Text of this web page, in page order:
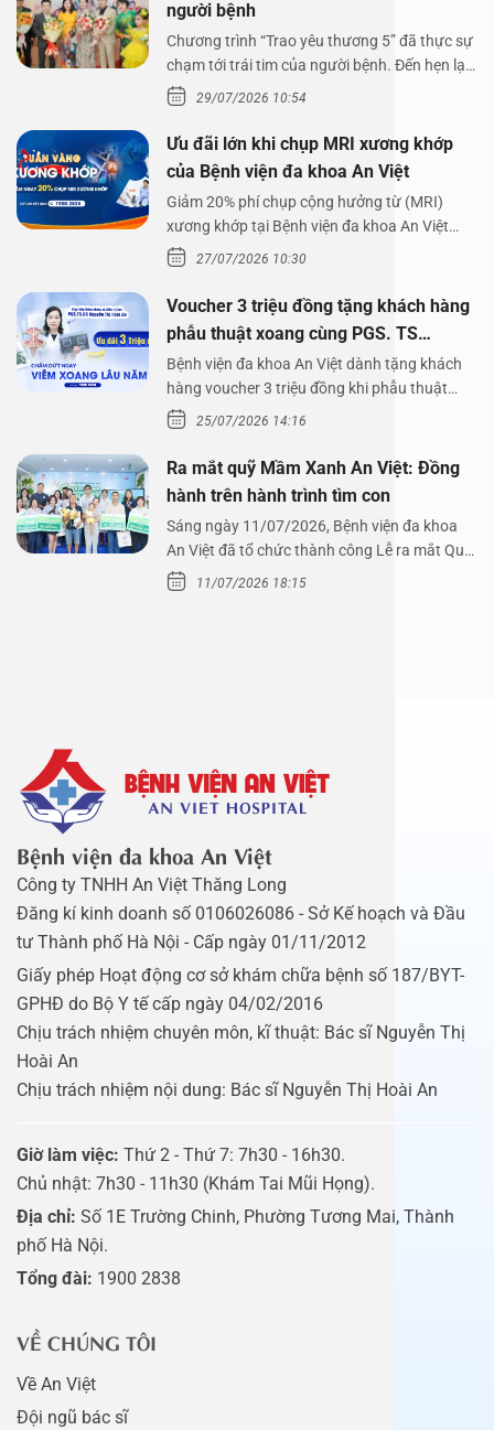
người bệnh
Chương trình “Trao yêu thương 5” đã thực sự
chạm tới trái tim của người bệnh. Đến hẹn lại
lên,…29/07/2026 10:54
Ưu đãi lớn khi chụp MRI xương khớp
của Bệnh viện đa khoa An Việt
Giảm 20% phí chụp cộng hưởng từ (MRI)
xương khớp tại Bệnh viện đa khoa An Việt
Bệnh viện đa…
27/07/2026 10:30
Voucher 3 triệu đồng tặng khách hàng
phẫu thuật xoang cùng PGS. TS
Nguyễn Thị Hoài An
Bệnh viện đa khoa An Việt dành tặng khách
hàng voucher 3 triệu đồng khi phẫu thuật
xoang cùng PGS.…
25/07/2026 14:16
Ra mắt quỹ Mầm Xanh An Việt: Đồng
hành trên hành trình tìm con
Sáng ngày 11/07/2026, Bệnh viện đa khoa
An Việt đã tổ chức thành công Lễ ra mắt Quỹ
Mầm Xanh…
11/07/2026 18:15
Bệnh viện đa khoa An Việt
Công ty TNHH An Việt Thăng Long
Đăng kí kinh doanh số 0106026086 - Sở Kế hoạch và Đầu
tư Thành phố Hà Nội - Cấp ngày 01/11/2012
Giấy phép Hoạt động cơ sở khám chữa bệnh số 187/BYT-
GPHĐ do Bộ Y tế cấp ngày 04/02/2016
Chịu trách nhiệm chuyên môn, kĩ thuật: Bác sĩ Nguyễn Thị
Hoài An
Chịu trách nhiệm nội dung: Bác sĩ Nguyễn Thị Hoài An
Giờ làm việc: Thứ 2 - Thứ 7: 7h30 - 16h30.
Chủ nhật: 7h30 - 11h30 (Khám Tai Mũi Họng).
Địa chỉ: Số 1E Trường Chinh, Phường Tương Mai, Thành
phố Hà Nội.
Tổng đài: 1900 2838
VỀ CHÚNG TÔI
Về An Việt
Đội ngũ bác sĩ